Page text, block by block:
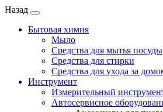
Назад
Бытовая химия
Мыло
Средства для мытья посуды
Средства для стирки
Средства для ухода за
Инструмент
Измерительный
Автосервисное